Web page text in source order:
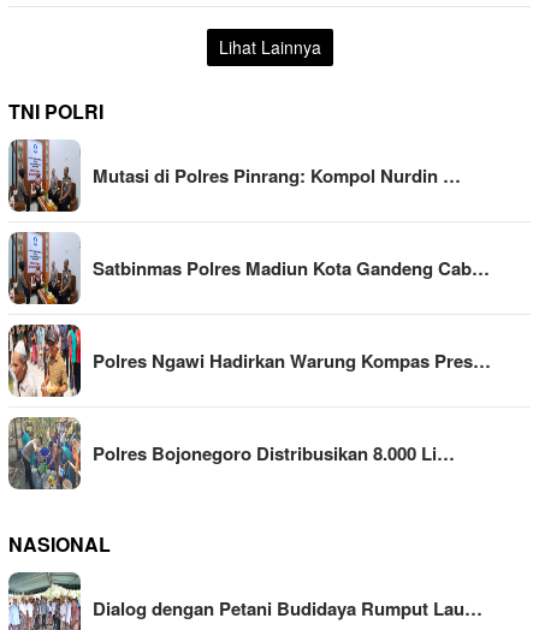
Lihat Lainnya
TNI POLRI
Mutasi di Polres Pinrang: Kompol Nurdin …
Satbinmas Polres Madiun Kota Gandeng Cab…
Polres Ngawi Hadirkan Warung Kompas Pres…
Polres Bojonegoro Distribusikan 8.000 Li…
NASIONAL
Dialog dengan Petani Budidaya Rumput Lau…